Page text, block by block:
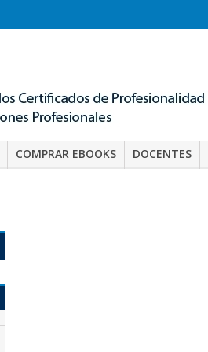
COMPRAR EBOOKS DOCENTES